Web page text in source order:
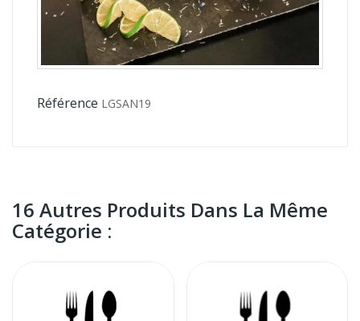
Référence LGSAN19
16 Autres Produits Dans La Même
Catégorie :